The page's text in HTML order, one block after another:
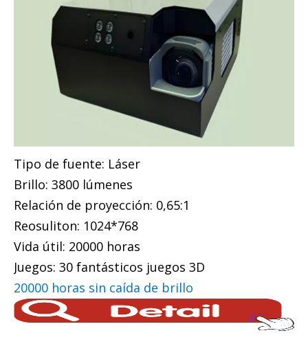
Tipo de fuente: Láser
Brillo: 3800 lúmenes
Relación de proyección: 0,65:1
Reosuliton: 1024*768
Vida útil: 20000 horas
Juegos: 30 fantásticos juegos 3D
20000 horas sin caída de brillo